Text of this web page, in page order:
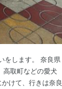
をします。 奈良県
高取町などの愛犬
けて、行きは奈良